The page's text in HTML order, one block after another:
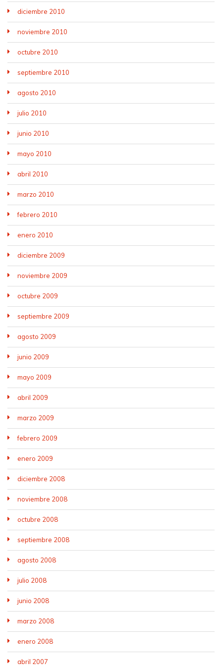
diciembre 2010
noviembre 2010
octubre 2010
septiembre 2010
agosto 2010
julio 2010
junio 2010
mayo 2010
abril 2010
marzo 2010
febrero 2010
enero 2010
diciembre 2009
noviembre 2009
octubre 2009
septiembre 2009
agosto 2009
junio 2009
mayo 2009
abril 2009
marzo 2009
febrero 2009
enero 2009
diciembre 2008
noviembre 2008
octubre 2008
septiembre 2008
agosto 2008
julio 2008
junio 2008
marzo 2008
enero 2008
abril 2007